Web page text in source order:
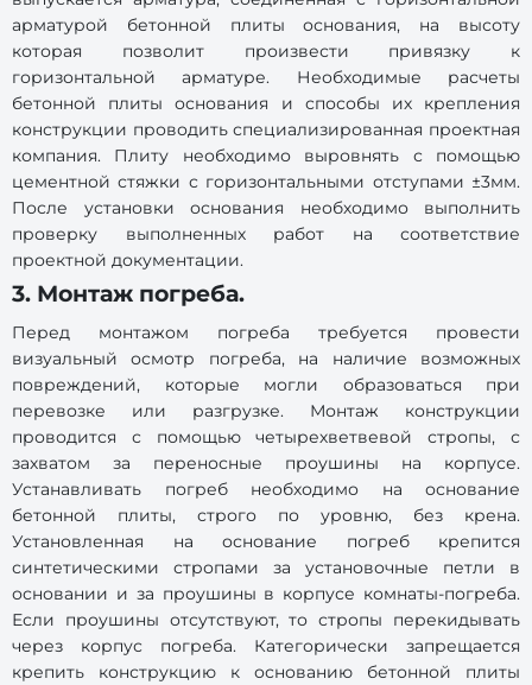
арматурой бетонной плиты основания, на высоту
которая позволит произвести привязку к
горизонтальной арматуре. Необходимые расчеты
бетонной плиты основания и способы их крепления
конструкции проводить специализированная проектная
компания. Плиту необходимо выровнять с помощью
цементной стяжки с горизонтальными отступами ±3мм.
После установки основания необходимо выполнить
проверку выполненных работ на соответствие
проектной документации.
3. Монтаж погреба.
Перед монтажом погреба требуется провести
визуальный осмотр погреба, на наличие возможных
повреждений, которые могли образоваться при
перевозке или разгрузке. Монтаж конструкции
проводится с помощью четырехветвевой стропы, с
захватом за переносные проушины на корпусе.
Устанавливать погреб необходимо на основание
бетонной плиты, строго по уровню, без крена.
Установленная на основание погреб крепится
синтетическими стропами за установочные петли в
основании и за проушины в корпусе комнаты-погреба.
Если проушины отсутствуют, то стропы перекидывать
через корпус погреба. Категорически запрещается
крепить конструкцию к основанию бетонной плиты